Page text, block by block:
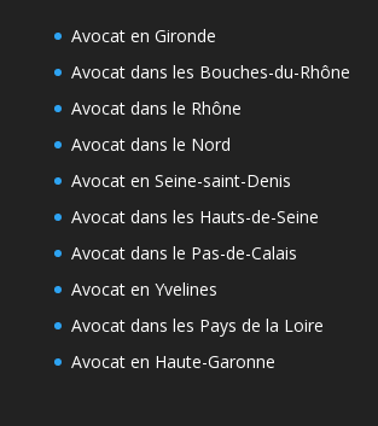
Avocat en Gironde
Avocat dans les Bouches-du-Rhône
Avocat dans le Rhône
Avocat dans le Nord
Avocat en Seine-saint-Denis
Avocat dans les Hauts-de-Seine
Avocat dans le Pas-de-Calais
Avocat en Yvelines
Avocat dans les Pays de la Loire
Avocat en Haute-Garonne